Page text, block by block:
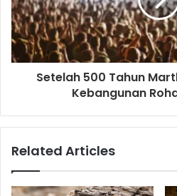
Setelah 500 Tahun
Kebangunan
Related Articles